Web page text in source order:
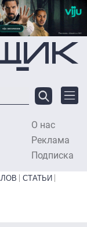
О нас
Реклама
Подписка
СТАТЬИ